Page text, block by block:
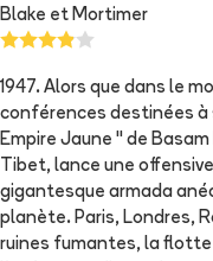
Blake et Mortimer
1947. Alors que dans le
conférences destinées à
Empire Jaune " de
Tibet, lance une
gigantesque armada
planète. Paris, Londres,
ruines fumantes, la flotte